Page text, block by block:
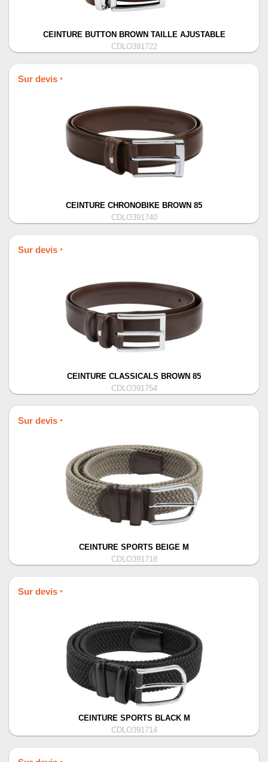
CEINTURE BUTTON BROWN TAILLE AJUSTABLE
CDLO391722
Sur devis *
CEINTURE CHRONOBIKE BROWN 85
CDLO391740
Sur devis *
CEINTURE CLASSICALS BROWN 85
CDLO391754
Sur devis *
CEINTURE SPORTS BEIGE M
CDLO391718
Sur devis *
CEINTURE SPORTS BLACK M
CDLO391714